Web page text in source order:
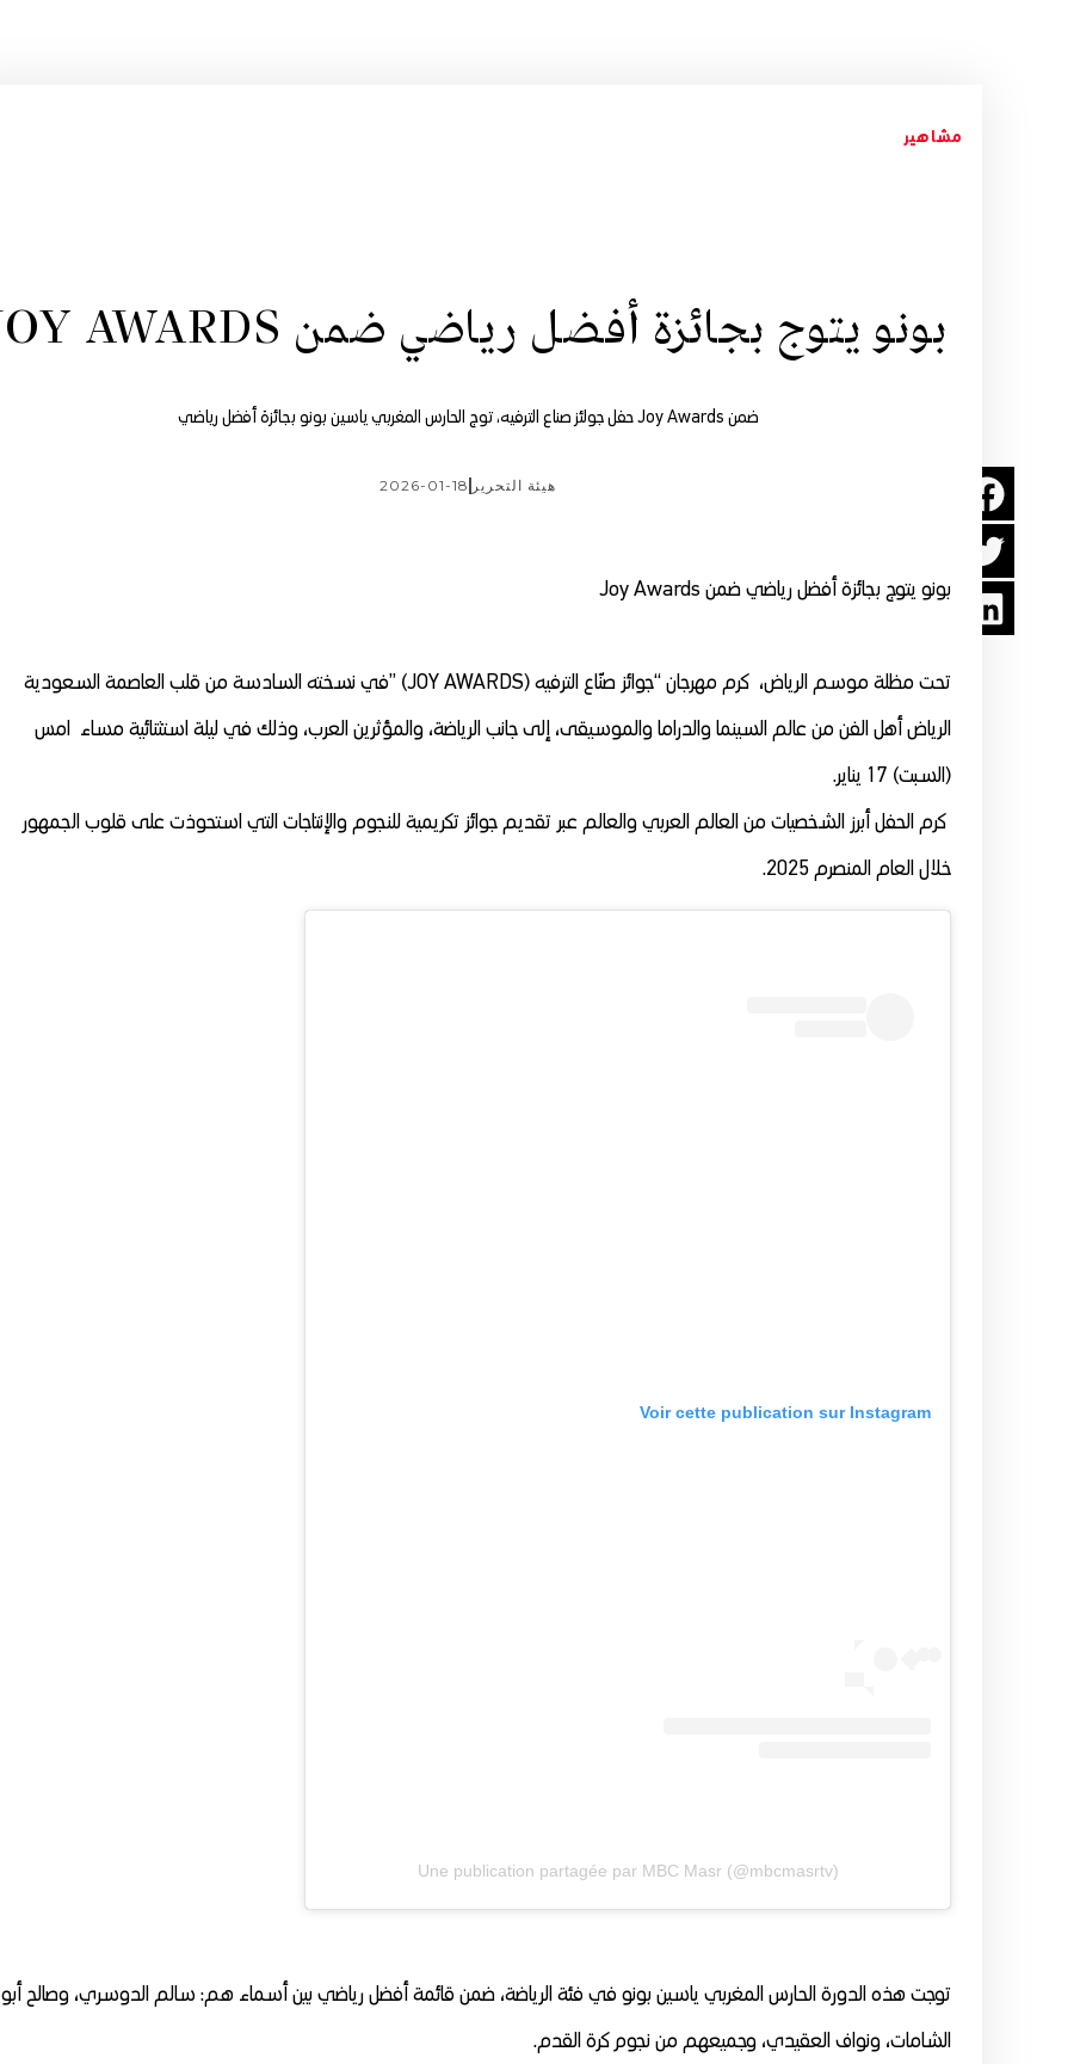
مشاهير
بونو يتوج بجائزة أفضل رياضي ضمن JOY AWARDS
ضمن Joy Awards حفل جولئز صناع الترفيه، توج الحارس المغربي ياسين بونو بجائزة أفضل رياضي
هيئة التحرير 2026-01-18
بونو يتوج بجائزة أفضل رياضي ضمن Joy Awards
تحت مظلة موسم الرياض، كرم مهرجان “جوائز صنّاع الترفيه ” (JOY AWARDS)في نسخته السادسة من قلب العاصمة السعودية
الرياض أهل الفن من عالم السينما والدراما والموسيقى، إلى جانب الرياضة، والمؤثرين العرب، وذلك في ليلة استثنائية مساء امس
(السبت) 17 يناير.
كرم الحفل أبرز الشخصيات من العالم العربي والعالم عبر تقديم جوائز تكريمية للنجوم والإنتاجات التي استحوذت على قلوب الجمهور
خلال العام المنصرم 2025.
Voir cette publication sur Instagram
Une publication partagée par MBC Masr (@mbcmasrtv)
توجت هذه الدورة الحارس المغربي ياسين بونو في فئة الرياضة، ضمن قائمة أفضل رياضي بين أسماء هم: سالم الدوسري، وصالح أبو
الشامات، ونواف العقيدي، وجميعهم من نجوم كرة القدم.